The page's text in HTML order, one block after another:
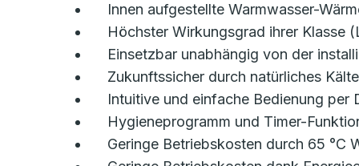
Innen aufgestellte Warmwasser-
Höchster Wirkungsgrad ihrer Klasse
Einsetzbar unabhängig von der
Zukunftssicher durch natürliches
Intuitive und einfache Bedienung per
Hygieneprogramm und Timer-
Geringe Betriebskosten durch 65 °C